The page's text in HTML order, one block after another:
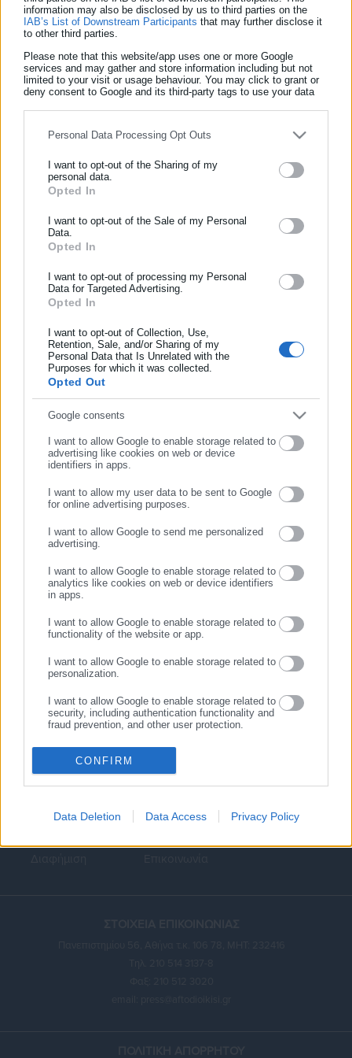
information may also be disclosed by us to third parties on the
IAB’s List of Downstream Participants that may further disclose it
to other third parties.
Please note that this website/app uses one or more Google
services and may gather and store information including but not
limited to your visit or usage behaviour. You may click to grant or
deny consent to Google and its third-party tags to use your data
Personal Data Processing Opt Outs
I want to opt-out of the Sharing of my
personal data.
Opted In
I want to opt-out of the Sale of my Personal
Data.
Opted In
I want to opt-out of processing my Personal
Data for Targeted Advertising.
Opted In
I want to opt-out of Collection, Use,
Retention, Sale, and/or Sharing of my
Personal Data that Is Unrelated with the
Purposes for which it was collected.
Opted Out
Google consents
I want to allow Google to enable storage related to
advertising like cookies on web or device
identifiers in apps.
I want to allow my user data to be sent to Google
for online advertising purposes.
I want to allow Google to send me personalized
advertising.
I want to allow Google to enable storage related to
analytics like cookies on web or device identifiers
in apps.
I want to allow Google to enable storage related to
functionality of the website or app.
I want to allow Google to enable storage related to
personalization.
I want to allow Google to enable storage related to
security, including authentication functionality and
fraud prevention, and other user protection.
CONFIRM
Data Deletion Data Access Privacy Policy
Υψηλός κίνδυνος για Πυρκαγιά την Παρασκευή
Τελευταία νέα Δημοφιλή
Όλα τα νέα
Περισσότερα άρθρα
Πυρκαγιές: Πολύ υψηλός
κίνδυνος για Αττική, Εύβοια
και νησιά του Αιγαίου
Γ. Σγουρός: Κίνδυνος να
από το ΕΣΠΑ
1 … 64
ΕΓΓΡΑΦΗ NEWSLETTER
Αυτοδιοίκησης, της δημόσιας διοίκησης, της εργασίας, της
ασφάλισης αλλά και γενικότερης επικαιρότητας από την Ελλάδα
Συμπλήρωσε όνομα
Συμπλήρωσε επώνυμο
ΣΥΝΕΧΙΣΤΕ ΣΤΟ WEBSITE
Κεντρική Εκλογές Διαύγεια
Ευρετήριο ΟΤΑ Σύνδεσμοι Ταυτότητα